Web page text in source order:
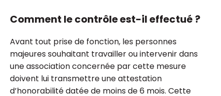
Comment le contrôle est-il effectué ?
Avant tout prise de fonction, les personnes
majeures souhaitant travailler ou intervenir dans
une association concernée par cette mesure
doivent lui transmettre une attestation
d’honorabilité datée de moins de 6 mois. Cette